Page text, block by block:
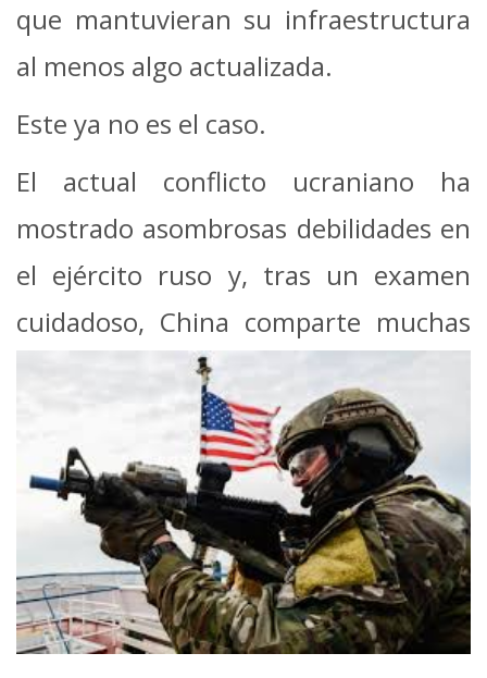
que mantuvieran su infraestructura
al menos algo actualizada.
Este ya no es el caso.
El actual conflicto ucraniano ha
mostrado asombrosas debilidades en
el ejército ruso y, tras un examen
cuidadoso, China comparte muchas